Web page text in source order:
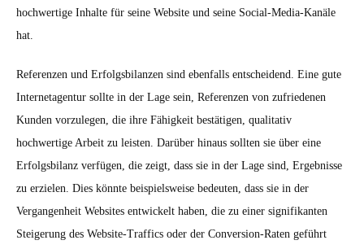
hochwertige Inhalte für seine Website und seine Social-Media-Kanäle
hat.
Referenzen und Erfolgsbilanzen sind ebenfalls entscheidend. Eine gute
Internetagentur sollte in der Lage sein, Referenzen von zufriedenen
Kunden vorzulegen, die ihre Fähigkeit bestätigen, qualitativ
hochwertige Arbeit zu leisten. Darüber hinaus sollten sie über eine
Erfolgsbilanz verfügen, die zeigt, dass sie in der Lage sind, Ergebnisse
zu erzielen. Dies könnte beispielsweise bedeuten, dass sie in der
Vergangenheit Websites entwickelt haben, die zu einer signifikanten
Steigerung des Website-Traffics oder der Conversion-Raten geführt